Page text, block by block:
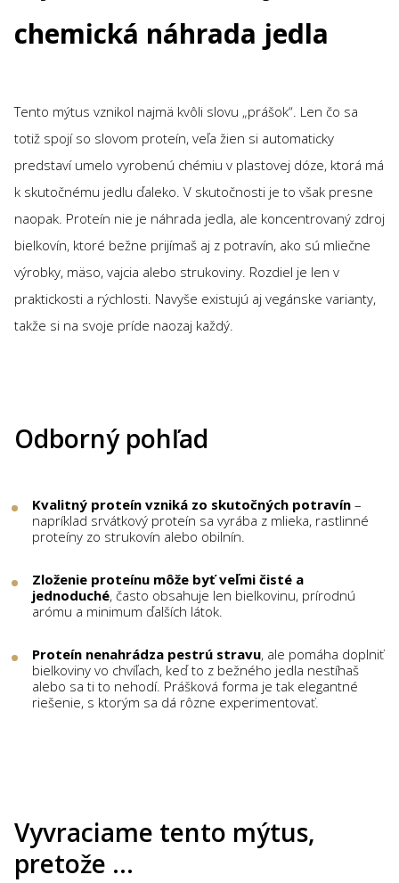
chemická náhrada jedla
Tento mýtus vznikol najmä kvôli slovu „prášok“. Len čo sa
totiž spojí so slovom proteín, veľa žien si automaticky
predstaví umelo vyrobenú chémiu v plastovej dóze, ktorá má
k skutočnému jedlu ďaleko. V skutočnosti je to však presne
naopak. Proteín nie je náhrada jedla, ale koncentrovaný zdroj
bielkovín, ktoré bežne prijímaš aj z potravín, ako sú mliečne
výrobky, mäso, vajcia alebo strukoviny. Rozdiel je len v
praktickosti a rýchlosti. Navyše existujú aj vegánske varianty,
takže si na svoje príde naozaj každý.
Odborný pohľad
Kvalitný proteín vzniká zo skutočných potravín –
napríklad srvátkový proteín sa vyrába z mlieka, rastlinné
proteíny zo strukovín alebo obilnín.
Zloženie proteínu môže byť veľmi čisté a
jednoduché, často obsahuje len bielkovinu, prírodnú
arómu a minimum ďalších látok.
Proteín nenahrádza pestrú stravu, ale pomáha doplniť
bielkoviny vo chvíľach, keď to z bežného jedla nestíhaš
alebo sa ti to nehodí. Prášková forma je tak elegantné
riešenie, s ktorým sa dá rôzne experimentovať.
Vyvraciame tento mýtus,
pretože …